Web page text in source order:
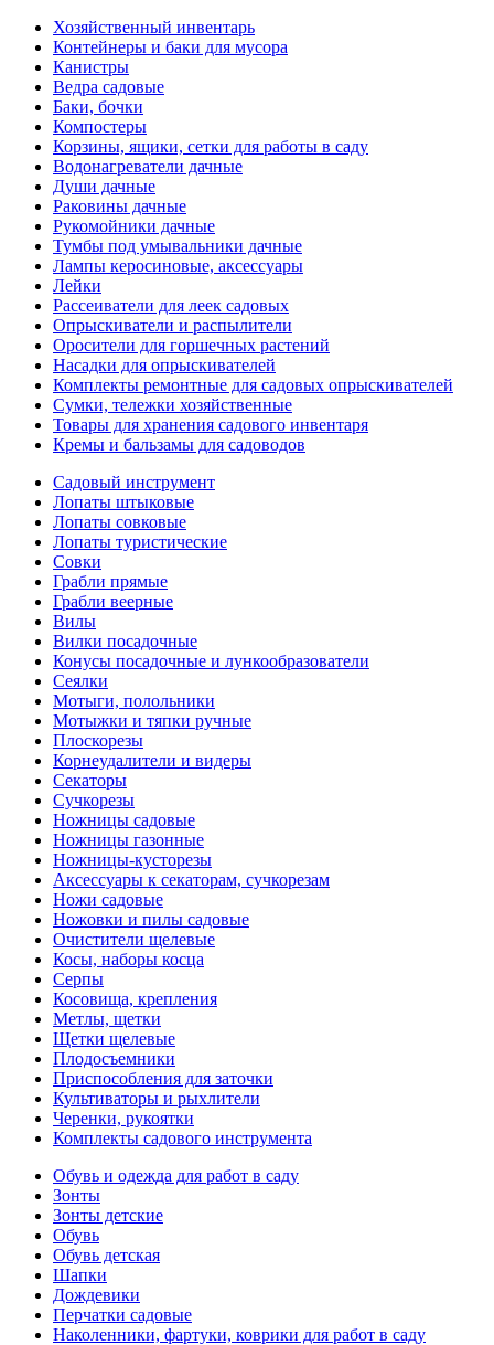
Хозяйственный инвентарь
Контейнеры и баки для мусора
Канистры
Ведра садовые
Баки, бочки
Компостеры
Корзины, ящики, сетки для работы в саду
Водонагреватели дачные
Души дачные
Раковины дачные
Рукомойники дачные
Тумбы под умывальники дачные
Лампы керосиновые, аксессуары
Лейки
Рассеиватели для леек садовых
Опрыскиватели и распылители
Оросители для горшечных растений
Насадки для опрыскивателей
Комплекты ремонтные для садовых опрыскивателей
Сумки, тележки хозяйственные
Товары для хранения садового инвентаря
Кремы и бальзамы для садоводов
Садовый инструмент
Лопаты штыковые
Лопаты совковые
Лопаты туристические
Совки
Грабли прямые
Грабли веерные
Вилы
Вилки посадочные
Конусы посадочные и лункообразователи
Сеялки
Мотыги, полольники
Мотыжки и тяпки ручные
Плоскорезы
Корнеудалители и видеры
Секаторы
Сучкорезы
Ножницы садовые
Ножницы газонные
Ножницы-кусторезы
Аксессуары к секаторам, сучкорезам
Ножи садовые
Ножовки и пилы садовые
Очистители щелевые
Косы, наборы косца
Серпы
Косовища, крепления
Метлы, щетки
Щетки щелевые
Плодосъемники
Приспособления для заточки
Культиваторы и рыхлители
Черенки, рукоятки
Комплекты садового инструмента
Обувь и одежда для работ в саду
Зонты
Зонты детские
Обувь
Обувь детская
Шапки
Дождевики
Перчатки садовые
Наколенники, фартуки, коврики для работ в саду